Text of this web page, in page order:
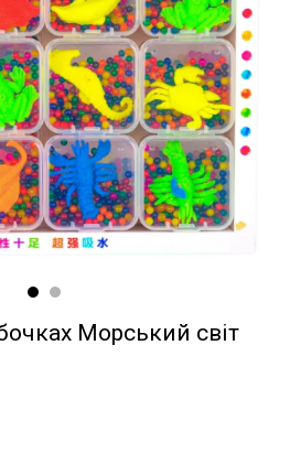
Морський світ